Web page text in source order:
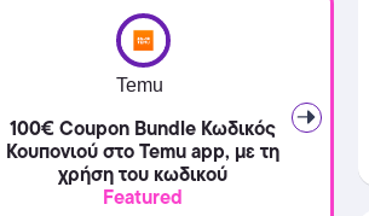
Temu
100€ Coupon Bundle Κωδικός
Κουπονιού στο Temu app, με τη
χρήση του κωδικού
Featured